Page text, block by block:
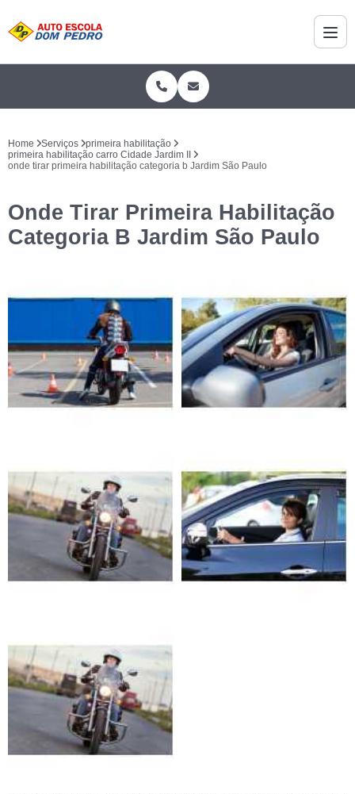
Home Serviços
primeira habilitação
primeira habilitação carro Cidade Jardim II
onde tirar primeira habilitação categoria b Jardim São Paulo
Onde Tirar Primeira Habilitação
Categoria B Jardim São Paulo